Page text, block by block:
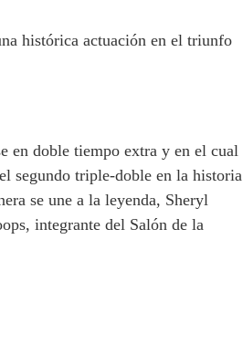
histórica actuación en el triunfo
en doble tiempo extra y en el cual
segundo triple-doble en la historia
se une a la leyenda, Sheryl
integrante del Salón de la